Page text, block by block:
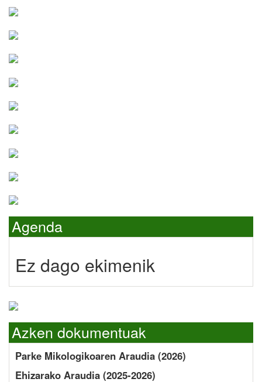
Agenda
Ez dago ekimenik
Azken dokumentuak
Parke Mikologikoaren Araudia (2026)
Ehizarako Araudia (2025-2026)